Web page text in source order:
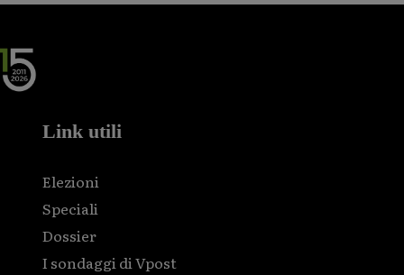
Link utili
Elezioni
Speciali
Dossier
I sondaggi di Vpost